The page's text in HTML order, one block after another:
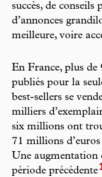
succès, de conseils
d’annonces
meilleure, voire
En France, plus de
publiés pour la
best-sellers se
milliers
six millions ont
71 millions
Une
période précédente